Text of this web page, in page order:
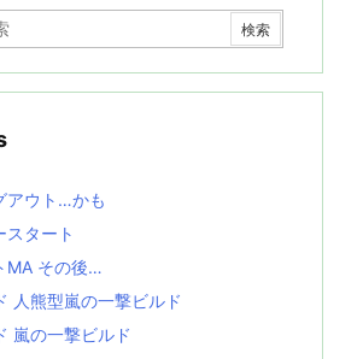
アウト…かも
スタート
MA その後…
人熊型嵐の一撃ビルド
嵐の一撃ビルド